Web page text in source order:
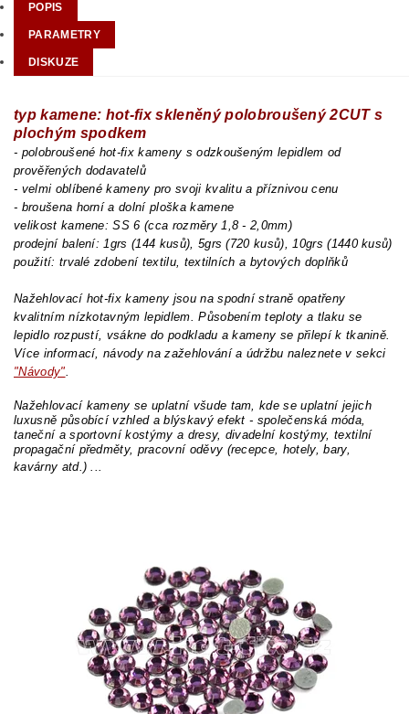
POPIS
PARAMETRY
DISKUZE
typ kamene: hot-fix skleněný polobroušený 2CUT s
plochým spodkem
- polobroušené hot-fix kameny s odzkoušeným lepidlem od
prověřených dodavatelů
- velmi oblíbené kameny pro svoji kvalitu a příznivou cenu
- broušena horní a dolní ploška kamene
velikost kamene: SS 6 (cca rozměry 1,8 - 2,0mm)
prodejní balení: 1grs (144 kusů), 5grs (720 kusů), 10grs (1440 kusů)
použití: trvalé zdobení textilu, textilních a bytových doplňků
Nažehlovací hot-fix kameny jsou na spodní straně opatřeny
kvalitním nízkotavným lepidlem. Působením teploty a tlaku se
lepidlo rozpustí, vsákne do podkladu a kameny se přilepí k tkanině.
Více informací, návody na zažehlování a údržbu naleznete v sekci
"Návody".
Nažehlovací kameny se uplatní všude tam, kde se uplatní jejich
luxusně působící vzhled a blýskavý efekt - společenská móda,
taneční a sportovní kostýmy a dresy, divadelní kostýmy, textilní
propagační předměty, pracovní oděvy (recepce, hotely, bary,
kavárny atd.) ...